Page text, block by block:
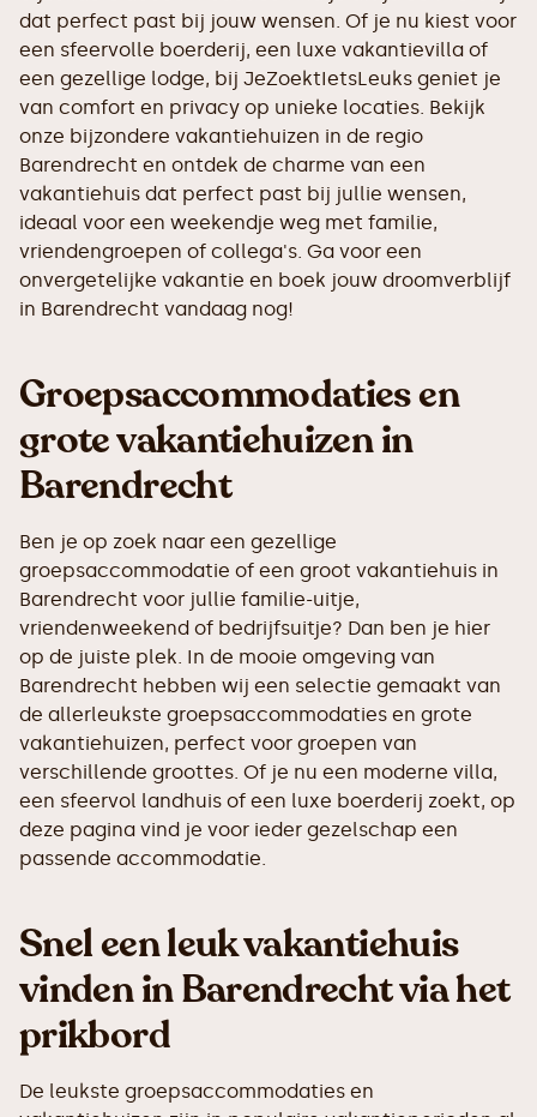
dat perfect past bij jouw wensen. Of je nu kiest voor
een sfeervolle boerderij, een luxe vakantievilla of
een gezellige lodge, bij JeZoektIetsLeuks geniet je
van comfort en privacy op unieke locaties. Bekijk
onze bijzondere vakantiehuizen in de regio
Barendrecht en ontdek de charme van een
vakantiehuis dat perfect past bij jullie wensen,
ideaal voor een weekendje weg met familie,
vriendengroepen of collega's. Ga voor een
onvergetelijke vakantie en boek jouw droomverblijf
in Barendrecht vandaag nog!
Groepsaccommodaties en
grote vakantiehuizen in
Barendrecht
Ben je op zoek naar een gezellige
groepsaccommodatie of een groot vakantiehuis in
Barendrecht voor jullie familie-uitje,
vriendenweekend of bedrijfsuitje? Dan ben je hier
op de juiste plek. In de mooie omgeving van
Barendrecht hebben wij een selectie gemaakt van
de allerleukste groepsaccommodaties en grote
vakantiehuizen, perfect voor groepen van
verschillende groottes. Of je nu een moderne villa,
een sfeervol landhuis of een luxe boerderij zoekt, op
deze pagina vind je voor ieder gezelschap een
passende accommodatie.
Snel een leuk vakantiehuis
vinden in Barendrecht via het
prikbord
De leukste groepsaccommodaties en